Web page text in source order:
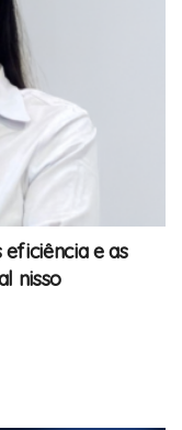
e as
nisso